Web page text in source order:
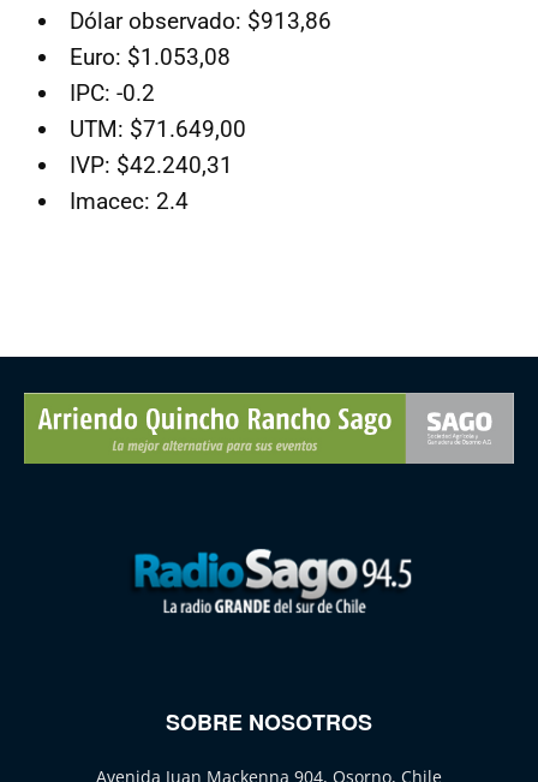
Dólar observado: $913,86
Euro: $1.053,08
IPC: -0.2
UTM: $71.649,00
IVP: $42.240,31
Imacec: 2.4
SOBRE NOSOTROS
Avenida Juan Mackenna 904, Osorno, Chile